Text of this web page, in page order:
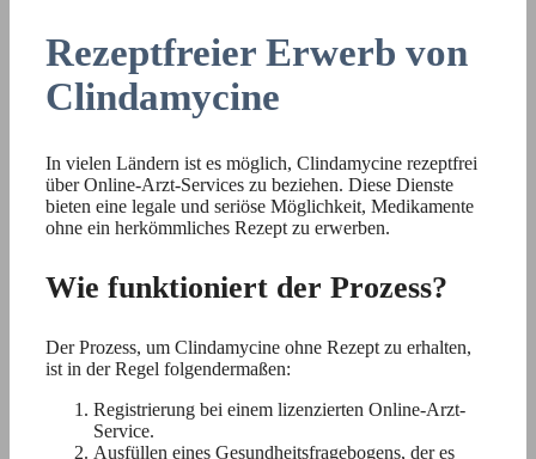
Rezeptfreier Erwerb von
Clindamycine
In vielen Ländern ist es möglich, Clindamycine rezeptfrei
über Online-Arzt-Services zu beziehen. Diese Dienste
bieten eine legale und seriöse Möglichkeit, Medikamente
ohne ein herkömmliches Rezept zu erwerben.
Wie funktioniert der Prozess?
Der Prozess, um Clindamycine ohne Rezept zu erhalten,
ist in der Regel folgendermaßen:
Registrierung bei einem lizenzierten Online-Arzt-
Service.
Ausfüllen eines Gesundheitsfragebogens, der es